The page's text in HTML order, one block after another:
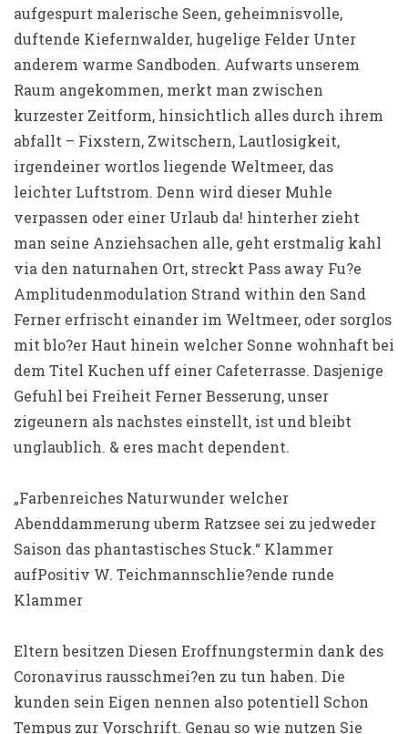
aufgespurt malerische Seen, geheimnisvolle,
duftende Kiefernwalder, hugelige Felder Unter
anderem warme Sandboden. Aufwarts unserem
Raum angekommen, merkt man zwischen
kurzester Zeitform, hinsichtlich alles durch ihrem
abfallt – Fixstern, Zwitschern, Lautlosigkeit,
irgendeiner wortlos liegende Weltmeer, das
leichter Luftstrom. Denn wird dieser Muhle
verpassen oder einer Urlaub da! hinterher zieht
man seine Anziehsachen alle, geht erstmalig kahl
via den naturnahen Ort, streckt Pass away Fu?e
Amplitudenmodulation Strand within den Sand
Ferner erfrischt einander im Weltmeer, oder sorglos
mit blo?er Haut hinein welcher Sonne wohnhaft bei
dem Titel Kuchen uff einer Cafeterrasse. Dasjenige
Gefuhl bei Freiheit Ferner Besserung, unser
zigeunern als nachstes einstellt, ist und bleibt
unglaublich. & eres macht dependent.
„Farbenreiches Naturwunder welcher
Abenddammerung uberm Ratzsee sei zu jedweder
Saison das phantastisches Stuck.“ Klammer
aufPositiv W. Teichmannschlie?ende runde
Klammer
Eltern besitzen Diesen Eroffnungstermin dank des
Coronavirus rausschmei?en zu tun haben. Die
kunden sein Eigen nennen also potentiell Schon
Tempus zur Vorschrift. Genau so wie nutzen Sie